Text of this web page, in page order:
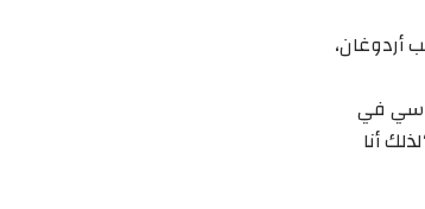
أردوغان،
في
أنا